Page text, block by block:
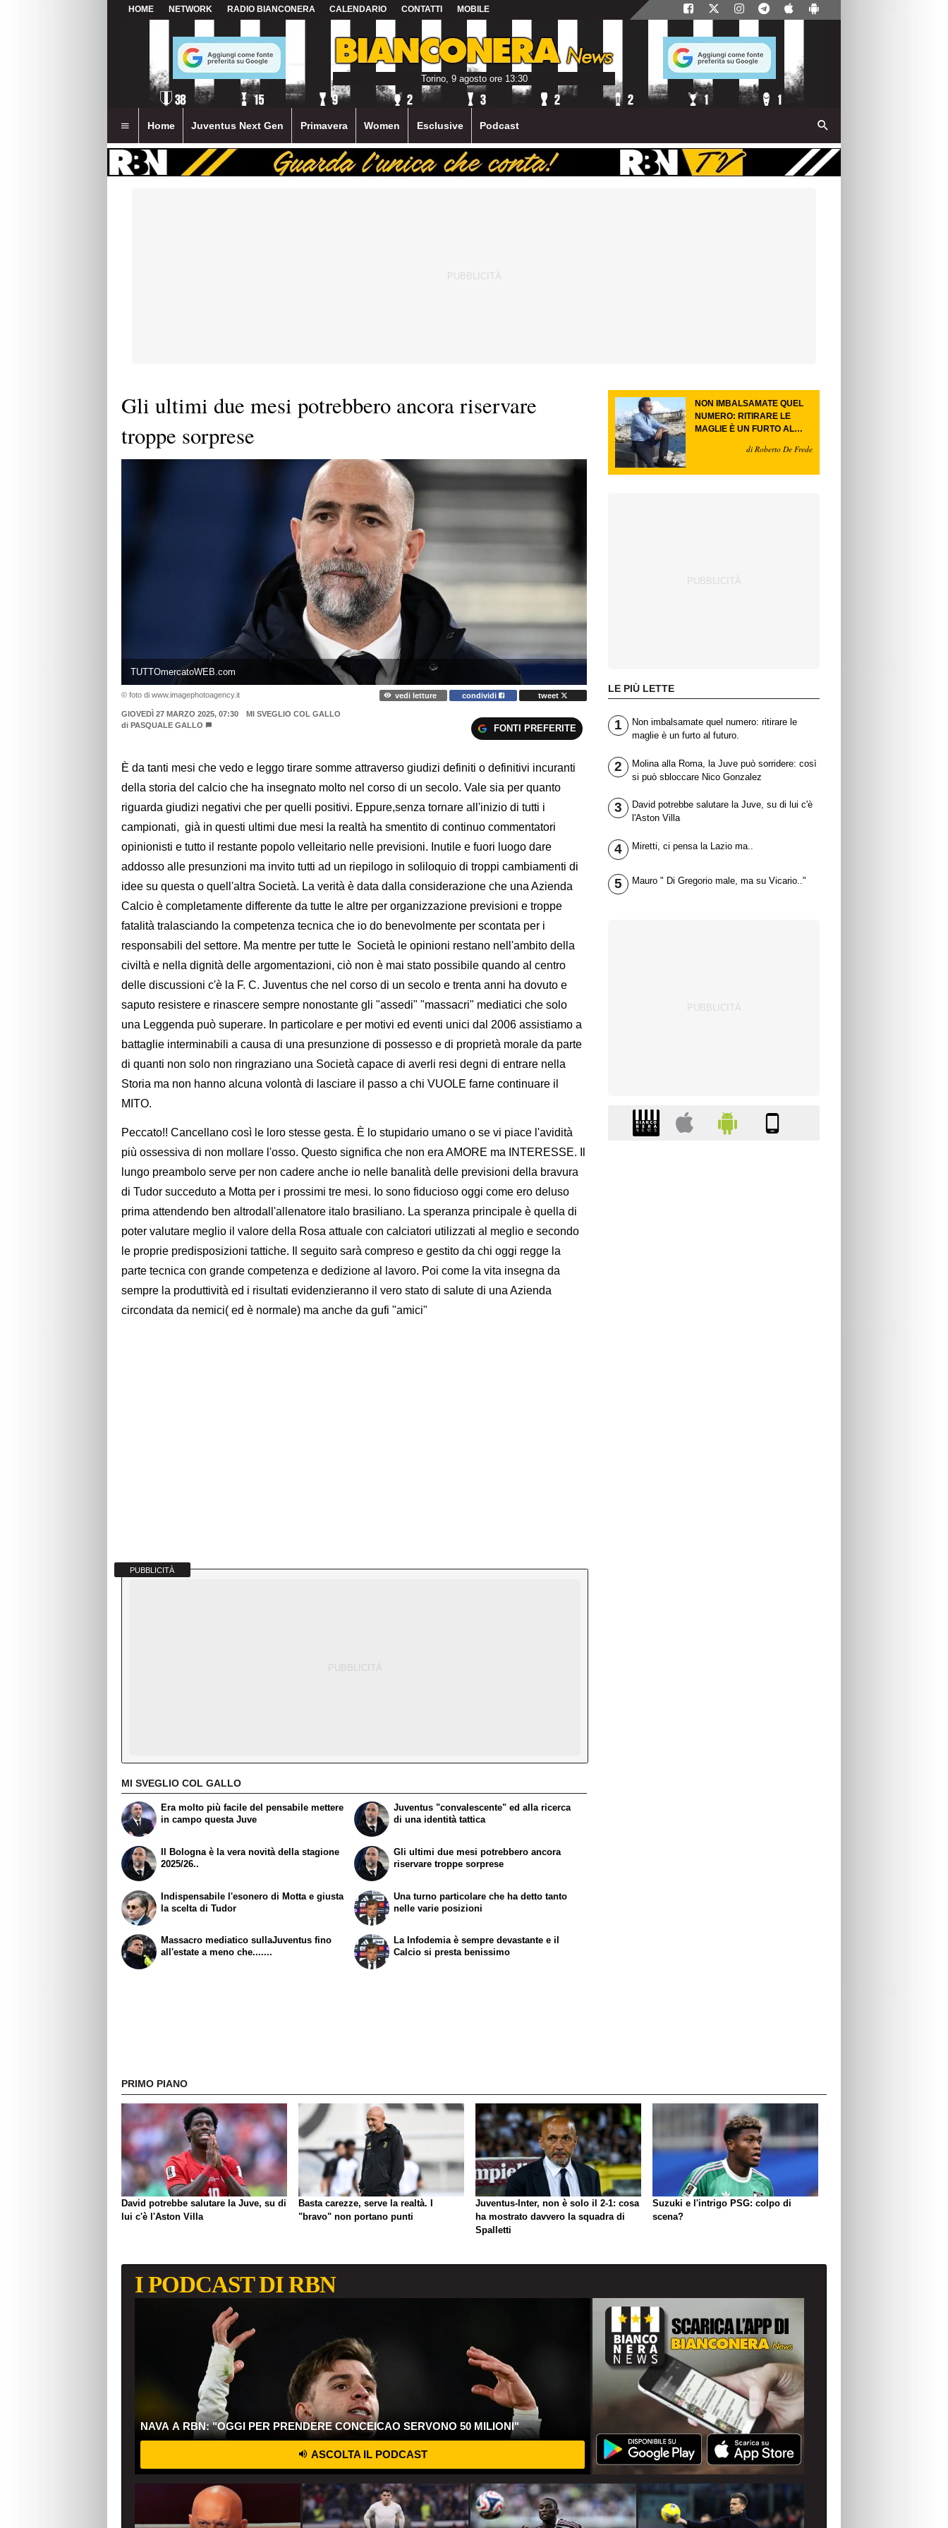
HOME NETWORK RADIO BIANCONERA CALENDARIO CONTATTI MOBILE
Torino, 9 agosto ore 13:30
Home Juventus Next Gen Primavera Women Esclusive Podcast
Gli ultimi due mesi potrebbero ancora riservare
troppe sorprese
TUTTOmercatoWEB.com
© foto di www.imagephotoagency.it vedi letture condividi tweet
GIOVEDÌ 27 MARZO 2025, 07:30
MI SVEGLIO COL GALLO
di PASQUALE GALLO FONTI PREFERITE
È da tanti mesi che vedo e leggo tirare somme attraverso giudizi definiti o definitivi incuranti
della storia del calcio che ha insegnato molto nel corso di un secolo. Vale sia per quanto
riguarda giudizi negativi che per quelli positivi. Eppure,senza tornare all'inizio di tutti i
campionati, già in questi ultimi due mesi la realtà ha smentito di continuo commentatori
opinionisti e tutto il restante popolo velleitario nelle previsioni. Inutile e fuori luogo dare
addosso alle presunzioni ma invito tutti ad un riepilogo in soliloquio di troppi cambiamenti di
idee su questa o quell'altra Società. La verità è data dalla considerazione che una Azienda
Calcio è completamente differente da tutte le altre per organizzazione previsioni e troppe
fatalità tralasciando la competenza tecnica che io do benevolmente per scontata per i
responsabili del settore. Ma mentre per tutte le Società le opinioni restano nell'ambito della
civiltà e nella dignità delle argomentazioni, ciò non è mai stato possibile quando al centro
delle discussioni c'è la F. C. Juventus che nel corso di un secolo e trenta anni ha dovuto e
saputo resistere e rinascere sempre nonostante gli "assedi" "massacri" mediatici che solo
una Leggenda può superare. In particolare e per motivi ed eventi unici dal 2006 assistiamo a
battaglie interminabili a causa di una presunzione di possesso e di proprietà morale da parte
di quanti non solo non ringraziano una Società capace di averli resi degni di entrare nella
Storia ma non hanno alcuna volontà di lasciare il passo a chi VUOLE farne continuare il
MITO.
Peccato!! Cancellano così le loro stesse gesta. È lo stupidario umano o se vi piace l'avidità
più ossessiva di non mollare l'osso. Questo significa che non era AMORE ma INTERESSE. Il
lungo preambolo serve per non cadere anche io nelle banalità delle previsioni della bravura
di Tudor succeduto a Motta per i prossimi tre mesi. Io sono fiducioso oggi come ero deluso
prima attendendo ben altrodall'allenatore italo brasiliano. La speranza principale è quella di
poter valutare meglio il valore della Rosa attuale con calciatori utilizzati al meglio e secondo
le proprie predisposizioni tattiche. Il seguito sarà compreso e gestito da chi oggi regge la
parte tecnica con grande competenza e dedizione al lavoro. Poi come la vita insegna da
sempre la produttività ed i risultati evidenzieranno il vero stato di salute di una Azienda
circondata da nemici( ed è normale) ma anche da gufi "amici"
PUBBLICITÀ
MI SVEGLIO COL GALLO
Era molto più facile del pensabile mettere
in campo questa Juve
Il Bologna è la vera novità della stagione
2025/26..
Juventus "convalescente" ed alla ricerca
di una identità tattica
Gli ultimi due mesi potrebbero ancora
riservare troppe sorprese
Indispensabile l'esonero di Motta e giusta
la scelta di Tudor
Massacro mediatico sullaJuventus fino
all'estate a meno che.......
Una turno particolare che ha detto tanto
nelle varie posizioni
La Infodemia è sempre devastante e il
Calcio si presta benissimo
NON IMBALSAMATE QUEL
NUMERO: RITIRARE LE
MAGLIE È UN FURTO AL
di Roberto De Frede
LE PIÙ LETTE
1
Non imbalsamate quel numero: ritirare le
maglie è un furto al futuro.
2
Molina alla Roma, la Juve può sorridere: così
si può sbloccare Nico Gonzalez
3
David potrebbe salutare la Juve, su di lui c'è
l'Aston Villa
4 Miretti, ci pensa la Lazio ma..
5 Mauro " Di Gregorio male, ma su Vicario.."
PRIMO PIANO
David potrebbe salutare la Juve, su di
lui c'è l'Aston Villa
Basta carezze, serve la realtà. I
"bravo" non portano punti
Juventus-Inter, non è solo il 2-1: cosa
ha mostrato davvero la squadra di
Spalletti
Suzuki e l'intrigo PSG: colpo di
scena?
I PODCAST DI RBN
NAVA A RBN: "OGGI PER PRENDERE CONCEICAO SERVONO 50 MILIONI"
ASCOLTA IL PODCAST